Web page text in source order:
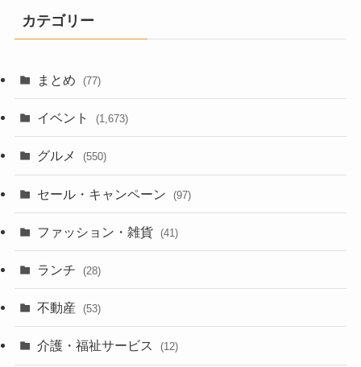
カテゴリー
まとめ (77)
イベント (1,673)
グルメ (550)
セール・キャンペーン (97)
ファッション・雑貨 (41)
ランチ (28)
不動産 (53)
介護・福祉サービス (12)